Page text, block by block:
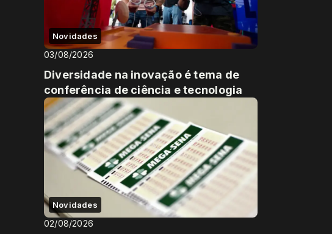
Novidades
03/08/2026
Diversidade na inovação é tema de
conferência de ciência e tecnologia
Novidades
02/08/2026